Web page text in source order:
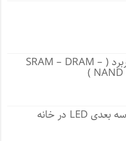
انواع حافظه های پرکاربرد ( SRAM – DRAM –
NAND
آموزش ساخت آباژور سه بعدی LED در خانه